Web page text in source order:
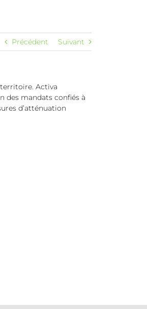
Précédent Suivant
Activa
des mandats confiés à
d’atténuation